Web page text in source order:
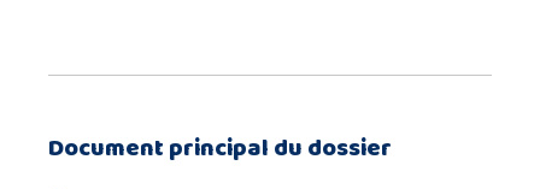
Document principal du dossier